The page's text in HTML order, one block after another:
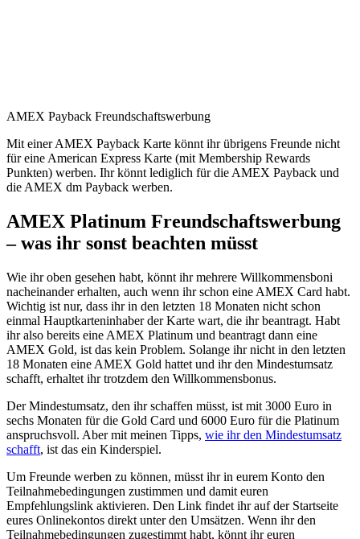
AMEX Payback Freundschaftswerbung
Mit einer AMEX Payback Karte könnt ihr übrigens Freunde nicht
für eine American Express Karte (mit Membership Rewards
Punkten) werben. Ihr könnt lediglich für die AMEX Payback und
die AMEX dm Payback werben.
AMEX Platinum Freundschaftswerbung
– was ihr sonst beachten müsst
Wie ihr oben gesehen habt, könnt ihr mehrere Willkommensboni
nacheinander erhalten, auch wenn ihr schon eine AMEX Card habt.
Wichtig ist nur, dass ihr in den letzten 18 Monaten nicht schon
einmal Hauptkarteninhaber der Karte wart, die ihr beantragt. Habt
ihr also bereits eine AMEX Platinum und beantragt dann eine
AMEX Gold, ist das kein Problem. Solange ihr nicht in den letzten
18 Monaten eine AMEX Gold hattet und ihr den Mindestumsatz
schafft, erhaltet ihr trotzdem den Willkommensbonus.
Der Mindestumsatz, den ihr schaffen müsst, ist mit 3000 Euro in
sechs Monaten für die Gold Card und 6000 Euro für die Platinum
anspruchsvoll. Aber mit meinen Tipps, wie ihr den Mindestumsatz
schafft, ist das ein Kinderspiel.
Um Freunde werben zu können, müsst ihr in eurem Konto den
Teilnahmebedingungen zustimmen und damit euren
Empfehlungslink aktivieren. Den Link findet ihr auf der Startseite
eures Onlinekontos direkt unter den Umsätzen. Wenn ihr den
Teilnahmebedingungen zugestimmt habt, könnt ihr euren